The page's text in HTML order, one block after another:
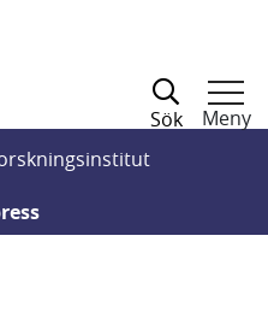
Sök
Meny